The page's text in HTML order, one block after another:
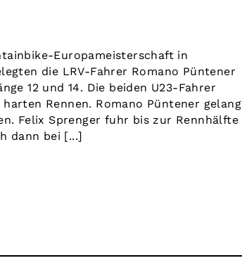
Europameisterschaft in
die LRV-Fahrer Romano Püntener
12 und 14. Die beiden U23-Fahrer
Rennen. Romano Püntener gelang
Felix Sprenger fuhr bis zur Rennhälfte
dann bei [...]